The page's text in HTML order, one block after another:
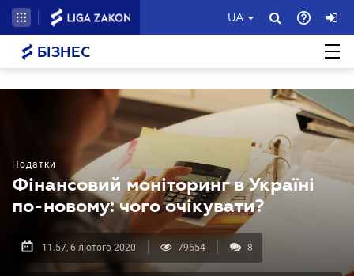
UA
БІЗНЕС
Податки
Фінансовий моніторинг в Україні
по-новому: чого очікувати?
11.57, 6 лютого 2020 79654 8